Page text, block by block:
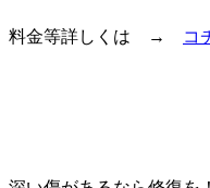
料金等詳しくは → コ